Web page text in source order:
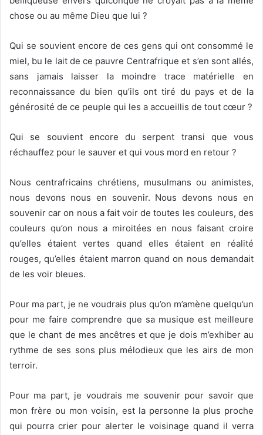
chose ou au même Dieu que lui ?
Qui se souvient encore de ces gens qui ont consommé le
miel, bu le lait de ce pauvre Centrafrique et s’en sont allés,
sans jamais laisser la moindre trace matérielle en
reconnaissance du bien qu’ils ont tiré du pays et de la
générosité de ce peuple qui les a accueillis de tout cœur ?
Qui se souvient encore du serpent transi que vous
réchauffez pour le sauver et qui vous mord en retour ?
Nous centrafricains chrétiens, musulmans ou animistes,
nous devons nous en souvenir. Nous devons nous en
souvenir car on nous a fait voir de toutes les couleurs, des
couleurs qu’on nous a miroitées en nous faisant croire
qu’elles étaient vertes quand elles étaient en réalité
rouges, qu’elles étaient marron quand on nous demandait
de les voir bleues.
Pour ma part, je ne voudrais plus qu’on m’amène quelqu’un
pour me faire comprendre que sa musique est meilleure
que le chant de mes ancêtres et que je dois m’exhiber au
rythme de ses sons plus mélodieux que les airs de mon
terroir.
Pour ma part, je voudrais me souvenir pour savoir que
mon frère ou mon voisin, est la personne la plus proche
qui pourra crier pour alerter le voisinage quand il verra